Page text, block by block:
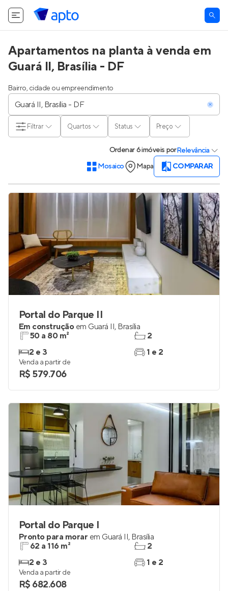
Apartamentos na planta à venda em
Guará II, Brasília - DF
Bairro, cidade ou empreendimento
Quartos Status Preço
Filtrar
Ordenar6 imóveis porRelevância
Mosaico
Mapa COMPARAR
Portal do Parque II
Em construção em Guará II, Brasília
50 a 80 m²
2 e 3
2
1 e 2
Venda a partir de
R$ 579.706
Portal do Parque I
Pronto para morar em Guará II, Brasília
62 a 116 m²
2 e 3
2
1 e 2
Venda a partir de
R$ 682.608